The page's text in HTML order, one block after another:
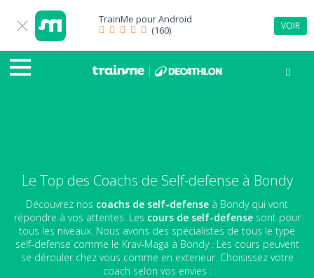
TrainMe pourAndroid
(160)
VOIR
Le Top des Coachs de Self-defense à Bondy
Découvrez nos coachs de self-defense à Bondy qui vont
répondre à vos attentes. Les cours de self-defensesont pour
tous les niveaux. Nous avons des spécialistes de tous le type
self-defense comme le Krav-Maga à Bondy . Les cours peuvent
se dérouler chez vous comme en exterieur. Choisissez votre
coach selon vos envies :